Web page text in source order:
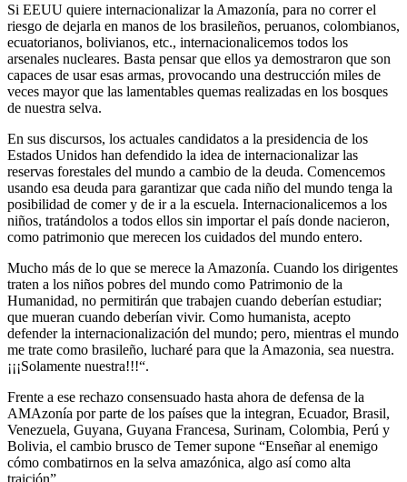
Si EEUU quiere internacionalizar la Amazonía, para no correr el
riesgo de dejarla en manos de los brasileños, peruanos, colombianos,
ecuatorianos, bolivianos, etc., internacionalicemos todos los
arsenales nucleares. Basta pensar que ellos ya demostraron que son
capaces de usar esas armas, provocando una destrucción miles de
veces mayor que las lamentables quemas realizadas en los bosques
de nuestra selva.
En sus discursos, los actuales candidatos a la presidencia de los
Estados Unidos han defendido la idea de internacionalizar las
reservas forestales del mundo a cambio de la deuda. Comencemos
usando esa deuda para garantizar que cada niño del mundo tenga la
posibilidad de comer y de ir a la escuela. Internacionalicemos a los
niños, tratándolos a todos ellos sin importar el país donde nacieron,
como patrimonio que merecen los cuidados del mundo entero.
Mucho más de lo que se merece la Amazonía. Cuando los dirigentes
traten a los niños pobres del mundo como Patrimonio de la
Humanidad, no permitirán que trabajen cuando deberían estudiar;
que mueran cuando deberían vivir. Como humanista, acepto
defender la internacionalización del mundo; pero, mientras el mundo
me trate como brasileño, lucharé para que la Amazonia, sea nuestra.
¡¡¡Solamente nuestra!!!“.
Frente a ese rechazo consensuado hasta ahora de defensa de la
AMAzonía por parte de los países que la integran, Ecuador, Brasil,
Venezuela, Guyana, Guyana Francesa, Surinam, Colombia, Perú y
Bolivia, el cambio brusco de Temer supone “Enseñar al enemigo
cómo combatirnos en la selva amazónica, algo así como alta
traición”.